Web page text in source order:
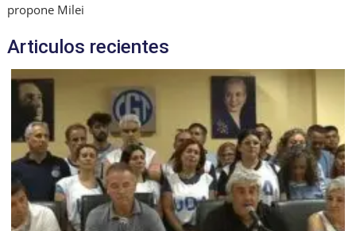
propone Milei
Articulos recientes